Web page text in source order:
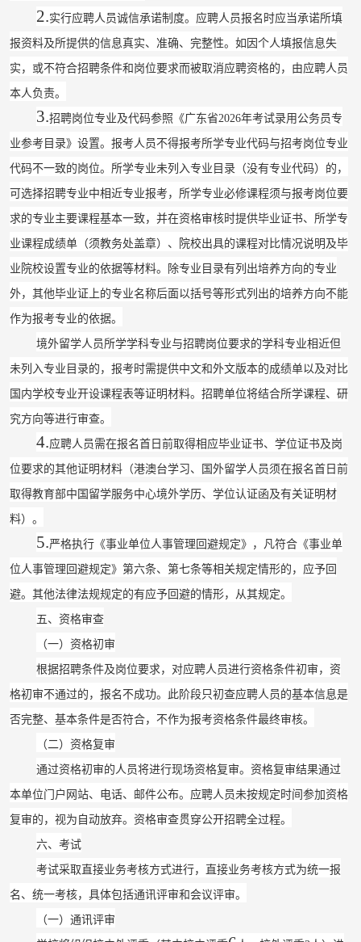
2.实行应聘人员诚信承诺制度。应聘人员报名时应当承诺所填
报资料及所提供的信息真实、准确、完整性。如因个人填报信息失
实，或不符合招聘条件和岗位要求而被取消应聘资格的，由应聘人员
本人负责。
3.招聘岗位专业及代码参照《广东省2026年考试录用公务员专
业参考目录》设置。报考人员不得报考所学专业代码与招考岗位专业
代码不一致的岗位。所学专业未列入专业目录（没有专业代码）的，
可选择招聘专业中相近专业报考，所学专业必修课程须与报考岗位要
求的专业主要课程基本一致，并在资格审核时提供毕业证书、所学专
业课程成绩单（须教务处盖章）、院校出具的课程对比情况说明及毕
业院校设置专业的依据等材料。除专业目录有列出培养方向的专业
外，其他毕业证上的专业名称后面以括号等形式列出的培养方向不能
作为报考专业的依据。
境外留学人员所学学科专业与招聘岗位要求的学科专业相近但
未列入专业目录的，报考时需提供中文和外文版本的成绩单以及对比
国内学校专业开设课程表等证明材料。招聘单位将结合所学课程、研
究方向等进行审查。
4.应聘人员需在报名首日前取得相应毕业证书、学位证书及岗
位要求的其他证明材料（港澳台学习、国外留学人员须在报名首日前
取得教育部中国留学服务中心境外学历、学位认证函及有关证明材
料）。
5.严格执行《事业单位人事管理回避规定》，凡符合《事业单
位人事管理回避规定》第六条、第七条等相关规定情形的，应予回
避。其他法律法规规定的有应予回避的情形，从其规定。
五、资格审查
（一）资格初审
根据招聘条件及岗位要求，对应聘人员进行资格条件初审，资
格初审不通过的，报名不成功。此阶段只初查应聘人员的基本信息是
否完整、基本条件是否符合，不作为报考资格条件最终审核。
（二）资格复审
通过资格初审的人员将进行现场资格复审。资格复审结果通过
本单位门户网站、电话、邮件公布。应聘人员未按规定时间参加资格
复审的，视为自动放弃。 资格审查贯穿公开招聘全过程。
六、考试
考试采取直接业务考核方式进行，直接业务考核方式为统一报
名、统一考核，具体包括通讯评审和会议评审。
（一）通讯评审